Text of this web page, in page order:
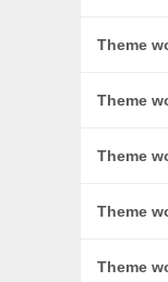
Theme
Theme
Theme
Theme
Theme